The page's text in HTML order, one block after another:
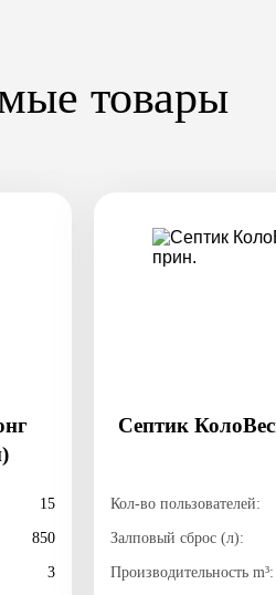
товары
15
850
3
Септик
Кол-во пользователей:
Залповый сброс (л):
Производительность m³: